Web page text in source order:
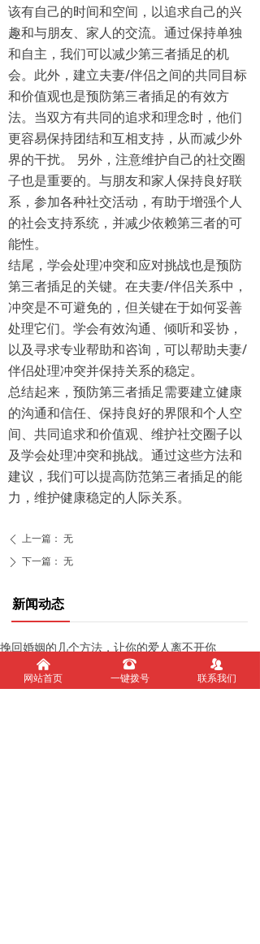
该有自己的时间和空间，以追求自己的兴
趣和与朋友、家人的交流。通过保持单独
和自主，我们可以减少第三者插足的机
会。此外，建立夫妻/伴侣之间的共同目标
和价值观也是预防第三者插足的有效方
法。当双方有共同的追求和理念时，他们
更容易保持团结和互相支持，从而减少外
界的干扰。 另外，注意维护自己的社交圈
子也是重要的。与朋友和家人保持良好联
系，参加各种社交活动，有助于增强个人
的社会支持系统，并减少依赖第三者的可
能性。
结尾，学会处理冲突和应对挑战也是预防
第三者插足的关键。在夫妻/伴侣关系中，
冲突是不可避免的，但关键在于如何妥善
处理它们。学会有效沟通、倾听和妥协，
以及寻求专业帮助和咨询，可以帮助夫妻/
伴侣处理冲突并保持关系的稳定。
总结起来，预防第三者插足需要建立健康
的沟通和信任、保持良好的界限和个人空
间、共同追求和价值观、维护社交圈子以
及学会处理冲突和挑战。通过这些方法和
建议，我们可以提高防范第三者插足的能
力，维护健康稳定的人际关系。
ꄴ 上一篇： 无
ꄲ 下一篇： 无
新闻动态
挽回婚姻的几个方法，让你的爱人离不开你
按揭房产离婚时怎么分割
낀
网站首页
뀰
一键拨号
뀡
联系我们